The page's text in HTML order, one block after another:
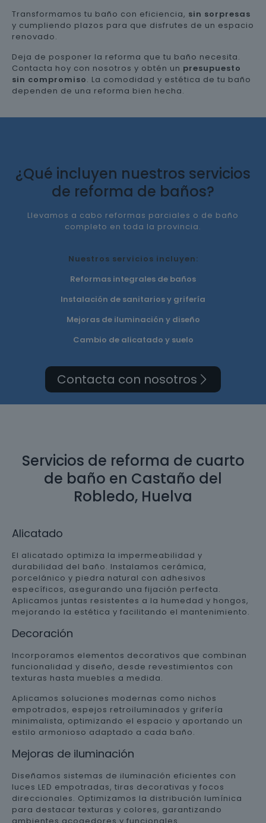
Transformamos tu baño con eficiencia, sin sorpresas
y cumpliendo plazos para que disfrutes de un espacio
renovado.
Deja de posponer la reforma que tu baño necesita.
Contacta hoy con nosotros y obtén un presupuesto
sin compromiso. La comodidad y estética de tu baño
dependen de una reforma bien hecha.
¿Qué incluyen nuestros servicios
de reforma de baños?
Llevamos a cabo reformas parciales o de baño
completo en toda la provincia.
Nuestros servicios incluyen:
Reformas integrales de baños
Instalación de sanitarios y grifería
Mejoras de iluminación y diseño
Cambio de alicatado y suelo
Contacta con nosotros
Servicios de reforma de cuarto
de baño en Castaño del
Robledo, Huelva
Alicatado
El alicatado optimiza la impermeabilidad y
durabilidad del baño. Instalamos cerámica,
porcelánico y piedra natural con adhesivos
específicos, asegurando una fijación perfecta.
Aplicamos juntas resistentes a la humedad y hongos,
mejorando la estética y facilitando el mantenimiento.
Decoración
Incorporamos elementos decorativos que combinan
funcionalidad y diseño, desde revestimientos con
texturas hasta muebles a medida.
Aplicamos soluciones modernas como nichos
empotrados, espejos retroiluminados y grifería
minimalista, optimizando el espacio y aportando un
estilo armonioso adaptado a cada baño.
Mejoras de iluminación
Diseñamos sistemas de iluminación eficientes con
luces LED empotradas, tiras decorativas y focos
direccionales. Optimizamos la distribución lumínica
para destacar texturas y colores, garantizando